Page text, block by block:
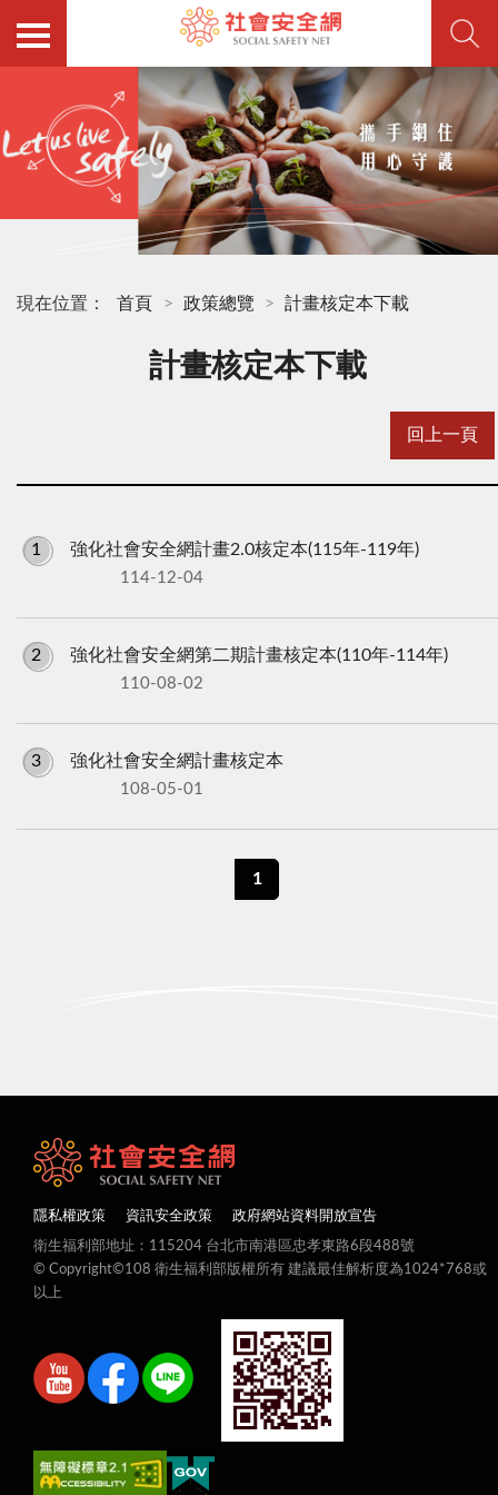
現在位置： 首頁 政策總覽 計畫核定本下載
計畫核定本下載
回上一頁
1 強化社會安全網計畫2.0核定本(115年-119年)
114-12-04
2 強化社會安全網第二期計畫核定本(110年-114年)
110-08-02
3 強化社會安全網計畫核定本
108-05-01
1
隱私權政策 資訊安全政策 政府網站資料開放宣告
衛生福利部地址：115204 台北市南港區忠孝東路6段488號
© Copyright©108 衛生福利部版權所有 建議最佳解析度為1024*768或
以上